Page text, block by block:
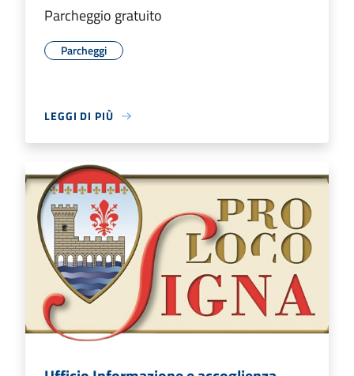
Parcheggio gratuito
Parcheggi
LEGGI DI PIÙ